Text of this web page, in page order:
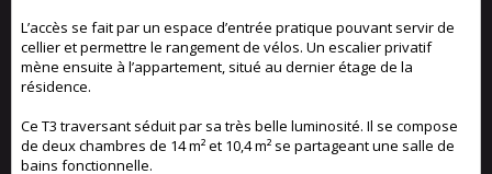
L’accès se fait par un espace d’entrée pratique pouvant servir de
cellier et permettre le rangement de vélos. Un escalier privatif
mène ensuite à l’appartement, situé au dernier étage de la
résidence.
Ce T3 traversant séduit par sa très belle luminosité. Il se compose
de deux chambres de 14 m² et 10,4 m² se partageant une salle de
bains fonctionnelle.